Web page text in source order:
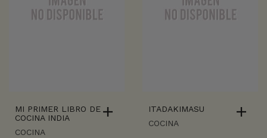
MI PRIMER LIBRO DE
COCINA INDIA
COCINA
ITADAKIMASU
COCINA